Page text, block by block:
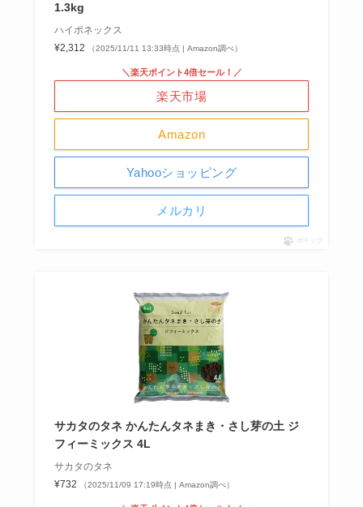
1.3kg
ハイポネックス
¥2,312
（2025/11/11 13:33時点 | Amazon調べ）
Amazon
＼楽天ポイント4倍セール！／
楽天市場
Yahooショッピング
メルカリ
ポチップ
サカタのタネ かんたんタネまき・さし芽の土 ジ
フィーミックス 4L
サカタのタネ
¥732
（2025/11/09 17:19時点 | Amazon調べ）